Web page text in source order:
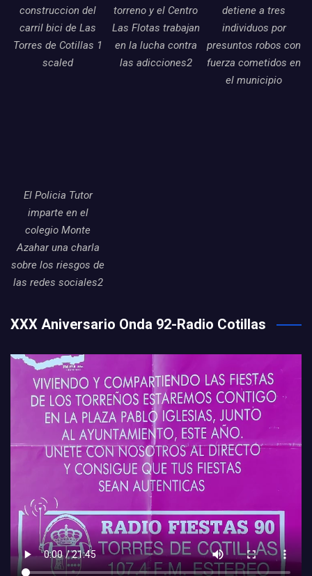
construccion del
carril bici de Las
Torres de Cotillas 1
scaled
torreno y el Centro
Las Flotas trabajan
en la lucha contra
las adicciones2
detiene a tres
individuos por
presuntos robos con
fuerza cometidos en
el municipio
El Policia Tutor
imparte en el
colegio Monte
Azahar una charla
sobre los riesgos de
las redes sociales2
XXX Aniversario Onda 92-Radio Cotillas